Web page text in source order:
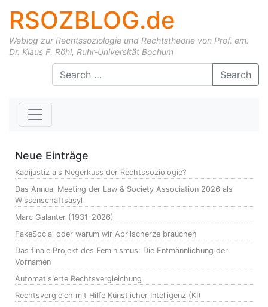
RSOZBLOG.de
Weblog zur Rechtssoziologie und Rechtstheorie von Prof. em.
Dr. Klaus F. Röhl, Ruhr-Universität Bochum
Skip to content Search
Neue Einträge
Kadijustiz als Negerkuss der Rechtssoziologie?
Das Annual Meeting der Law & Society Association 2026 als
Wissenschaftsasyl
Marc Galanter (1931-2026)
FakeSocial oder warum wir Aprilscherze brauchen
Das finale Projekt des Feminismus: Die Entmännlichung der
Vornamen
Automatisierte Rechtsvergleichung
Rechtsvergleich mit Hilfe Künstlicher Intelligenz (KI)